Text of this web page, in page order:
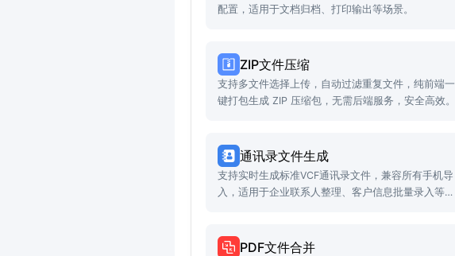
配置，适用于文档归档、打印输出等场景。
ZIP文件压缩
支持多文件选择上传，自动过滤重复文件，纯前端一
键打包生成 ZIP 压缩包，无需后端服务，安全高效。
通讯录文件生成
支持实时生成标准VCF通讯录文件，兼容所有手机导
入，适用于企业联系人整理、客户信息批量录入等场
PDF文件合并